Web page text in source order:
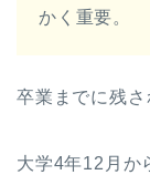
かく重要。
卒業までに残さ
大学4年12月か